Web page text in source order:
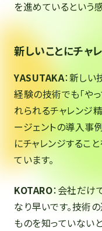
を進めているという
新しいことにチャ
YASUTAKA：新し
経験の技術でも「や
れられるチャレンジ
ージェントの導入事
にチャレンジするこ
ています。
KOTARO：会社だけ
なり早いです。技術
ものを知っていない